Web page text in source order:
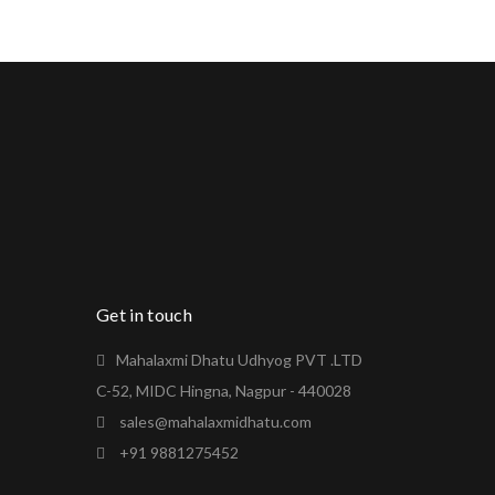
Get in touch
Mahalaxmi Dhatu Udhyog PVT .LTD
C-52, MIDC Hingna, Nagpur - 440028
sales@mahalaxmidhatu.com
+91 9881275452